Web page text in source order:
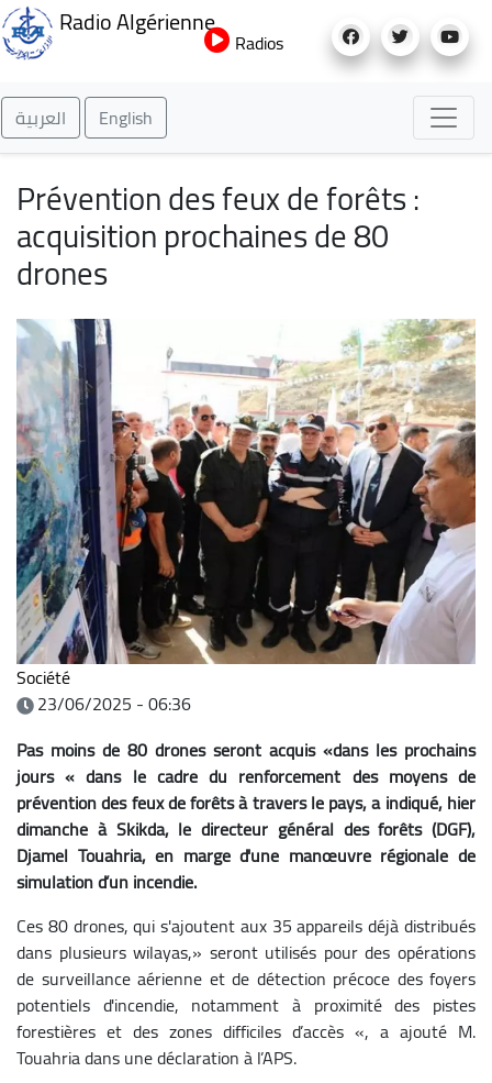
au
Radio Algérienne
Radios
العربية English
Prévention des feux de forêts :
acquisition prochaines de 80
drones
Société
23/06/2025 - 06:36
Pas moins de 80 drones seront acquis «dans les prochains
jours « dans le cadre du renforcement des moyens de
prévention des feux de forêts à travers le pays, a indiqué, hier
dimanche à Skikda, le directeur général des forêts (DGF),
Djamel Touahria, en marge d'une manœuvre régionale de
simulation d’un incendie.
Ces 80 drones, qui s'ajoutent aux 35 appareils déjà distribués
dans plusieurs wilayas,» seront utilisés pour des opérations
de surveillance aérienne et de détection précoce des foyers
potentiels d'incendie, notamment à proximité des pistes
forestières et des zones difficiles d’accès «, a ajouté M.
Touahria dans une déclaration à l’APS.